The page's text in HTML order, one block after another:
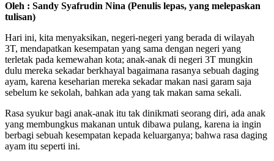
Oleh : Sandy Syafrudin Nina (Penulis lepas, yang melepaskan
tulisan)
Hari ini, kita menyaksikan, negeri-negeri yang berada di wilayah
3T, mendapatkan kesempatan yang sama dengan negeri yang
terletak pada kemewahan kota; anak-anak di negeri 3T mungkin
dulu mereka sekadar berkhayal bagaimana rasanya sebuah daging
ayam, karena keseharian mereka sekadar makan nasi garam saja
sebelum ke sekolah, bahkan ada yang tak makan sama sekali.
Rasa syukur bagi anak-anak itu tak dinikmati seorang diri, ada anak
yang membungkus makanan untuk dibawa pulang, karena ia ingin
berbagi sebuah kesempatan kepada keluarganya; bahwa rasa daging
ayam itu seperti ini.